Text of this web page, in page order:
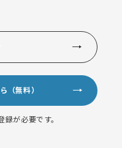
（無料）
が必要です。